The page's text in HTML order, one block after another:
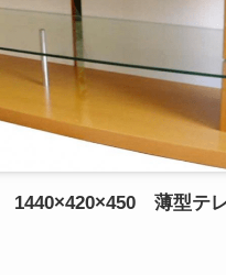
薄型テ